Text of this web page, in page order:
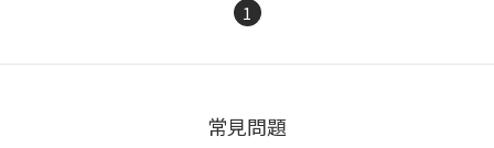
1
常見問題